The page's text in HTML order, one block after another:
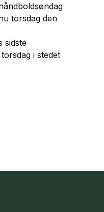
torsdag den
sidste
i stedet